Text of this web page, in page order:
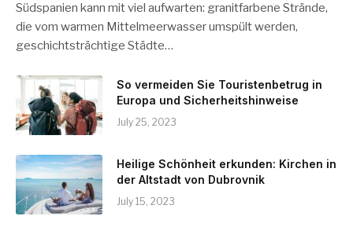
Südspanien kann mit viel aufwarten: granitfarbene Strände,
die vom warmen Mittelmeerwasser umspült werden,
geschichtsträchtige Städte…
So vermeiden Sie Touristenbetrug in
Europa und Sicherheitshinweise
July 25, 2023
Heilige Schönheit erkunden: Kirchen in
der Altstadt von Dubrovnik
July 15, 2023